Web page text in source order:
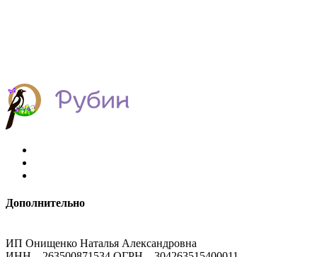
Дополнительно
ИП Онищенко Наталья Александровна